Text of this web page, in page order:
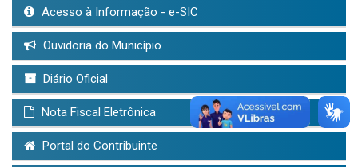
Acesso à Informação - e-SIC
Ouvidoria do Município
Diário Oficial
Nota Fiscal Eletrônica
Portal do Contribuinte